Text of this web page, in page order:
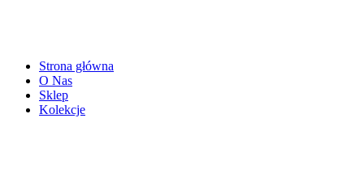
Strona główna
O Nas
Sklep
Kolekcje